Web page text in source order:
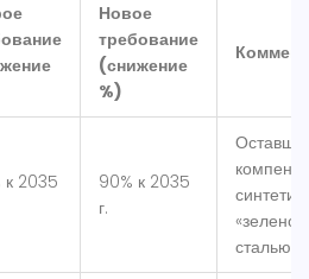
Новое
требование
(снижение
%)
к 2035
90% к 2035
г.
сталью